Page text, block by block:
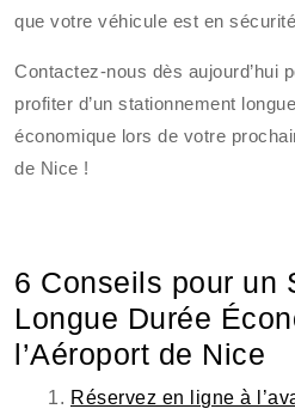
que votre véhicule est en
Contactez-nous dès aujourd’hui
profiter d’un stationnement
économique lors de votre
de Nice !
6 Conseils pour un
Longue Durée
l’Aéroport de Nice
Réservez en ligne à